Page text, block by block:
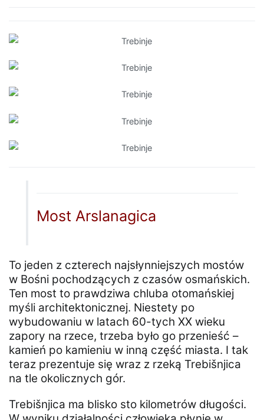
Most Arslanagica
To jeden z czterech najsłynniejszych mostów
w Bośni pochodzących z czasów osmańskich.
Ten most to prawdziwa chluba otomańskiej
myśli architektonicznej. Niestety po
wybudowaniu w latach 60-tych XX wieku
zapory na rzece, trzeba było go przenieść –
kamień po kamieniu w inną część miasta. I tak
teraz prezentuje się wraz z rzeką Trebišnjica
na tle okolicznych gór.
Trebišnjica ma blisko sto kilometrów długości.